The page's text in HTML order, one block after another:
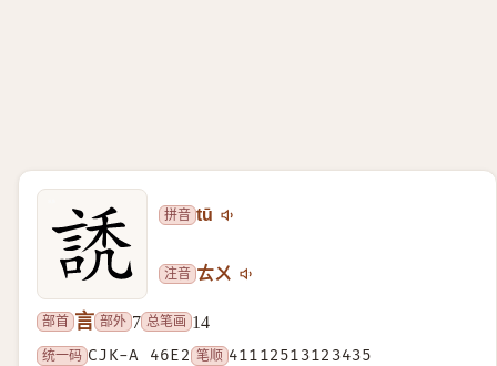
拼音 tū
注音 ㄊㄨ
部首 言 部外 7 总笔画 14
统一码 CJK-A 46E2 笔顺 41112513123435